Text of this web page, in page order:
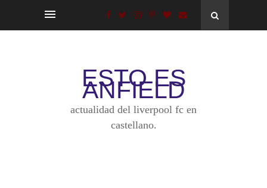
ESTO ES
ANFIELD
actualidad del liverpool fc en
castellano.